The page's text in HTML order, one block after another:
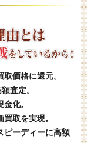
価格に還元。
査定。
化。
取を実現。
ピーディーに高額